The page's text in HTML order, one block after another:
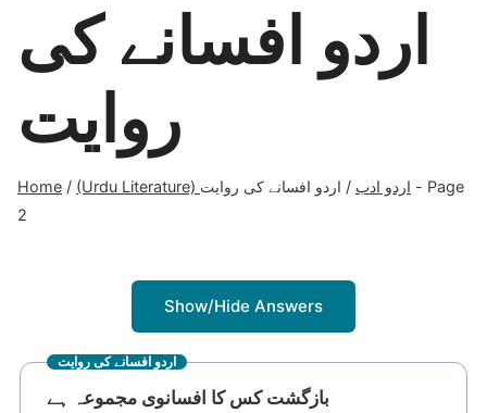
اردو افسانے کی
روایت
Home / (Urdu Literature) اردو ادب / اردو افسانے کی روایت
- Page
2
Show/Hide Answers
اردو افسانے کی روایت
بازگشت کس کا افسانوی مجموعہ ہے